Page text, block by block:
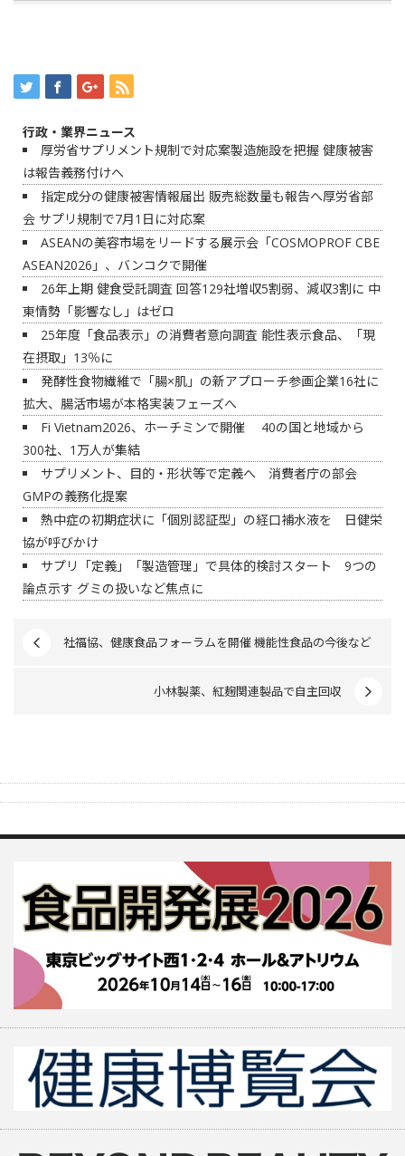
行政・業界ニュース
厚労省サプリメント規制で対応案製造施設を把握 健康被害
は報告義務付けへ
指定成分の健康被害情報届出 販売総数量も報告へ厚労省部
会 サプリ規制で7月1日に対応案
ASEANの美容市場をリードする展示会「COSMOPROF CBE
ASEAN2026」、バンコクで開催
26年上期 健食受託調査 回答129社増収5割弱、減収3割に 中
東情勢「影響なし」はゼロ
25年度「食品表示」の消費者意向調査 能性表示食品、「現
在摂取」13％に
発酵性食物繊維で「腸×肌」の新アプローチ参画企業16社に
拡大、腸活市場が本格実装フェーズへ
Fi Vietnam2026、ホーチミンで開催 40の国と地域から
300社、1万人が集結
サプリメント、目的・形状等で定義へ 消費者庁の部会
GMPの義務化提案
熱中症の初期症状に「個別認証型」の経口補水液を 日健栄
協が呼びかけ
サプリ「定義」「製造管理」で具体的検討スタート 9つの
論点示す グミの扱いなど焦点に
社福協、健康食品フォーラムを開催 機能性食品の今後など
小林製薬、紅麹関連製品で自主回収